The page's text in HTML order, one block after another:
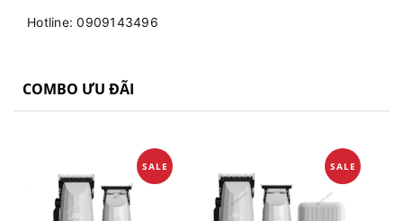
Hotline: 0909143496
COMBO ƯU ĐÃI
SALE SALE